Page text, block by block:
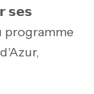
𝘀𝗲𝘀
programme